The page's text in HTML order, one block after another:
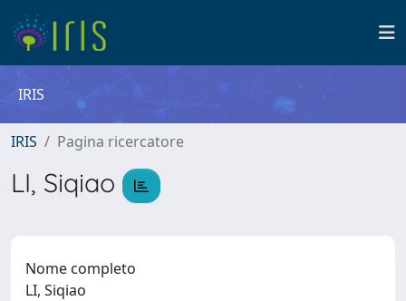
IRIS
IRIS Pagina ricercatore
LI, Siqiao
Nome completo
LI, Siqiao